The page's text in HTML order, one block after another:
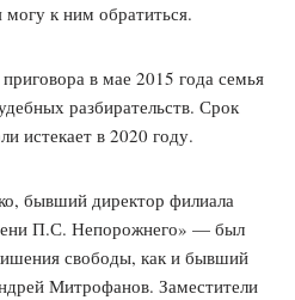
к ним обратиться.
в мае 2015 года семья
разбирательств. Срок
истекает в 2020 году.
бывший директор филиала
П.С. Непорожнего» — был
свободы, как и бывший
Митрофанов. Заместители